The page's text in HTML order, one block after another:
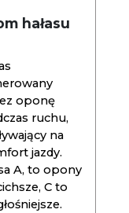
hałasu
oponę
ruchu,
na
jazdy.
A, to opony
C to